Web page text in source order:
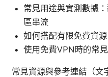
常見用途與實測數據
區串流
如何搭配有限免費資
使用免費VPN時的常
常見資源與參考連結（文